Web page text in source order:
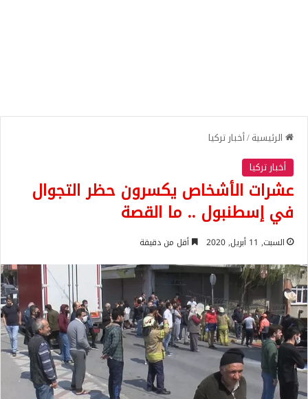
الرئيسية/أخبار تركيا
أخبار تركيا
عشرات الأشخاص يكسرون حظر التجوال
في إسطنبول .. ما القصة
السبت, 11 أبريل, 2020 أقل من دقيقة